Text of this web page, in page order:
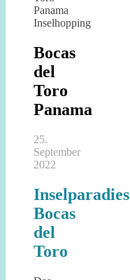
Bocas
del
Toro
Panama
25.
September
2022
Inselparadies
Bocas
del
Toro